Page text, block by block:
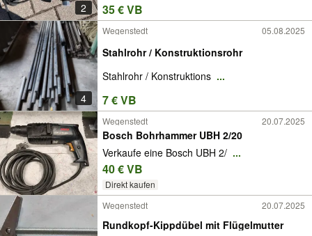
2 35 € VB
4
Wegenstedt 05.08.2025
Stahlrohr / Konstruktionsrohr
Stahlrohr / Konstruktions ...
7 € VB
Wegenstedt 20.07.2025
Bosch Bohrhammer UBH 2/20
Verkaufe eine Bosch UBH 2/ ...
40 € VB
Direkt kaufen
Wegenstedt 20.07.2025
Rundkopf-Kippdübel mit Flügelmutter